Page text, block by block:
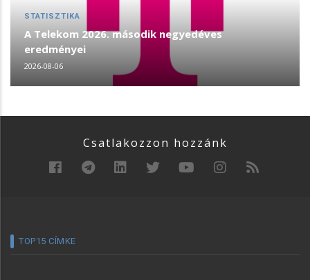
STATISZTIKA
A Telekom 2026. második negyedéves
eredményei
2026-08-06
Csatlakozzon hozzánk
TOP15 CÍMKE